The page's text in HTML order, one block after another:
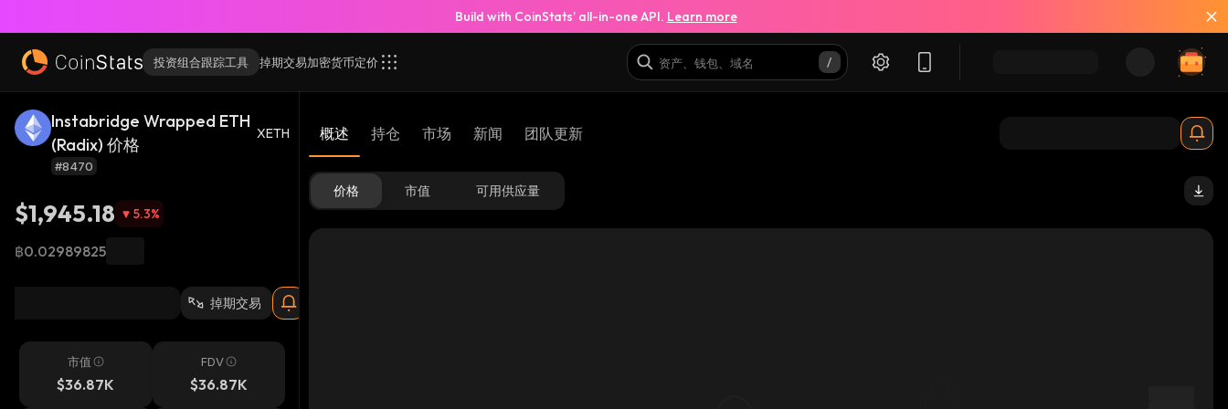
Build with CoinStats’ all-in-one API. Learn more
投资组合跟踪工具 掉期交易加密货币定价
Instabridge Wrapped ETH
(Radix) 价格
XETH
#8470
$1,945.18 5.3%
฿0.02989825
掉期交易
市值
$36.87K
FDV
$36.87K
概述 持仓 市场 新闻 团队更新
价格 市值 可用供应量